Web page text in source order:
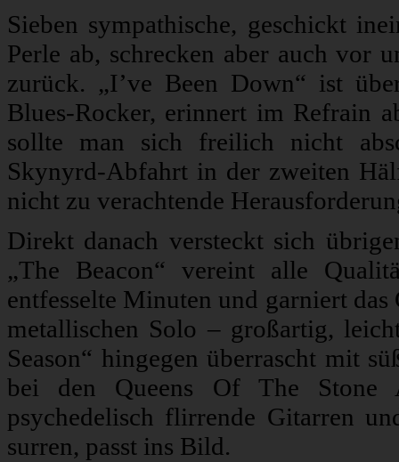
Sieben sympathische, geschickt
Perle ab, schrecken aber auch vor
zurück. „I’ve Been Down“ ist
Blues-Rocker, erinnert im Refrain
sollte man sich freilich nicht
Skynyrd-Abfahrt in der zweiten
nicht zu verachtende
Direkt danach versteckt sich
„The Beacon“ vereint alle
entfesselte Minuten und garniert
metallischen Solo – großartig,
Season“ hingegen überrascht mit
bei den Queens Of The Stone
psychedelisch flirrende Gitarren
surren, passt ins Bild.